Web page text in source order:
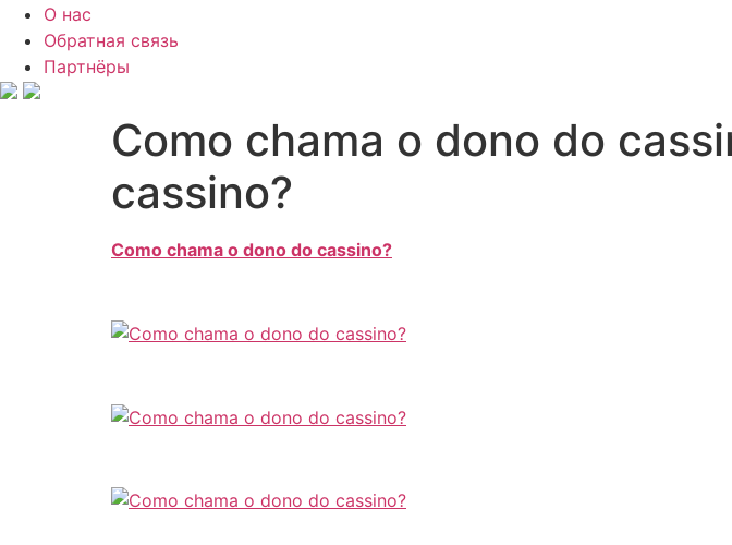
О нас
Обратная связь
Партнёры
Como chama o dono do
cassino?
Como chama o dono do cassino?